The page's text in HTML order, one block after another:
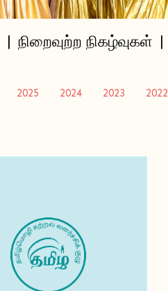
| நிறைவுற்ற நிகழ்வுகள் |
2025 2024 2023 2022